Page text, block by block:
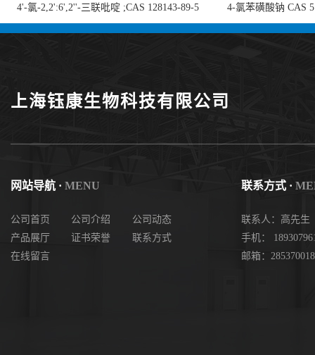
4'-氯-2,2':6',2''-三联吡啶 ;CAS 128143-89-5
;4'-Chloro-2,2':6',2''-terpyridine;4-
4-氯苯磺酸钠 CAS
上海钰康生物科技有限公司
网站导航 · MENU
公司首页 公司介绍
公司动态
产品展厅
证书荣誉
联系方式
在线留言
联系方式 ·
联系人：高先生
手机：
邮箱：